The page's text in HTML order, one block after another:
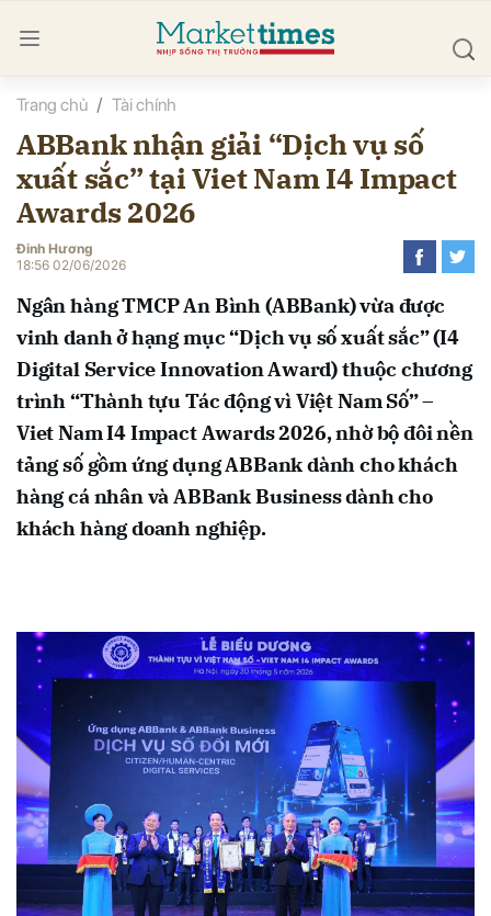
Trang chủ Tài chính
ABBank nhận giải “Dịch vụ số
xuất sắc” tại Viet Nam I4 Impact
Awards 2026
Đinh Hương
18:56 02/06/2026
Ngân hàng TMCP An Bình (ABBank) vừa được
vinh danh ở hạng mục “Dịch vụ số xuất sắc” (I4
Digital Service Innovation Award) thuộc chương
trình “Thành tựu Tác động vì Việt Nam Số” –
Viet Nam I4 Impact Awards 2026, nhờ bộ đôi nền
tảng số gồm ứng dụng ABBank dành cho khách
hàng cá nhân và ABBank Business dành cho
khách hàng doanh nghiệp.
luận
Hủy